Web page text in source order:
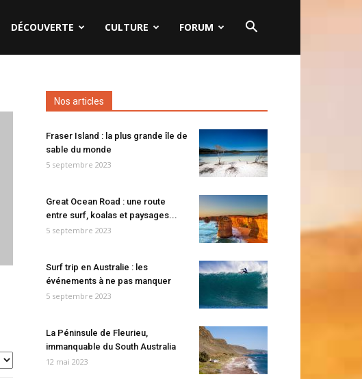
DÉCOUVERTE CULTURE FORUM
Nos articles
Fraser Island : la plus grande île de
sable du monde
5 septembre 2023
Great Ocean Road : une route
entre surf, koalas et paysages...
5 septembre 2023
Surf trip en Australie : les
événements à ne pas manquer
5 septembre 2023
La Péninsule de Fleurieu,
immanquable du South Australia
12 mai 2023